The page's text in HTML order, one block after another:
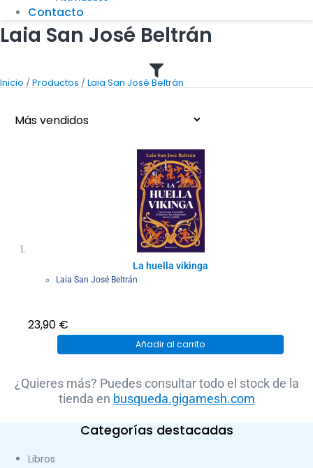
Contacto
Laia San José Beltrán
Inicio /Productos /Laia San José Beltrán
La huella vikinga
Laia San José Beltrán
23,90 €
Añadir al carrito
¿Quieres más? Puedes consultar todo el stock de la
tienda en busqueda.gigamesh.com
Categorías destacadas
Libros